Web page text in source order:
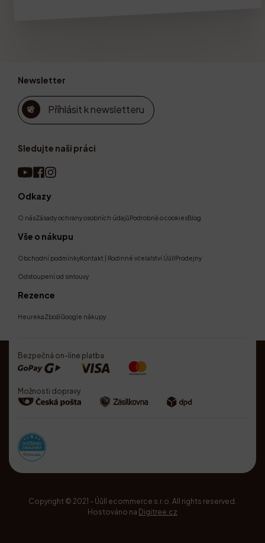
Odkazy
O násZásady ochrany osobních údajůPodrobně o cookiesBlog
Vše o nákupu
Obchodní podmínkyKontakt | Rodinné včelařství ÚůllProdejny
Odstoupení od smlouvy
Rezence
HeurekaZbožíGoogle nákupy
Newsletter
Příhlásit k newsletteru
Sledujte naši práci
Bezpečná on-line platba
Možnosti dopravy
Copyright © 2021 - Úůll ecommerce s.r.o. All rights reserved.
Hostováno na Digitree.cz